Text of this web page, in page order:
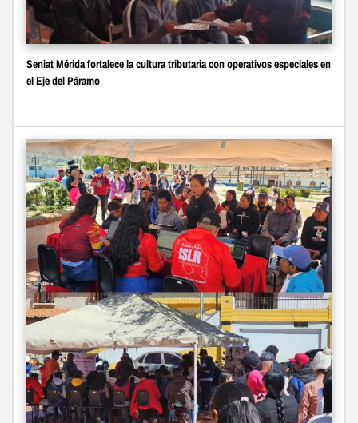
Seniat Mérida fortalece la cultura tributaria con operativos especiales en
el Eje del Páramo